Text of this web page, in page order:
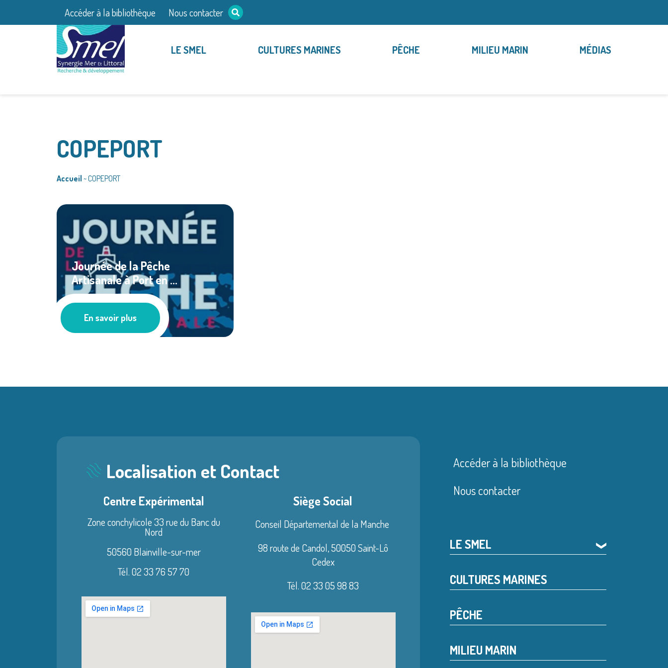
Accéder à la bibliothèque Nous contacter
LE SMEL CULTURES MARINES PÊCHE MILIEU MARIN MÉDIAS
COPEPORT
Accueil ~COPEPORT
Journée de la Pêche
Artisanale à Port en ...
Les actus
En savoir plus
Localisation et Contact
Centre Expérimental
Zone conchylicole 33 rue du Banc du
Nord
50560 Blainville-sur-mer
Tél. 02 33 76 57 70
Siège Social
Conseil Départemental de la Manche
98 route de Candol,50050 Saint-Lô
Cedex
Tél. 02 33 05 98 83
Accéder à la bibliothèque
Nous contacter
LE SMEL ❯
CULTURES MARINES
PÊCHE
MILIEU MARIN